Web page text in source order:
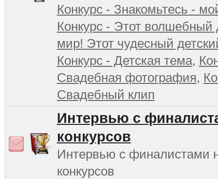
Конкурс - Знакомьтесь -
Конкурс - Этот волшебный
мир! Этот чудесный
Конкурс - Детская тема,
Свадебная фотография,
Свадебный клип
Интервью с
конкурсов
Интервью с финалистами
конкурсов